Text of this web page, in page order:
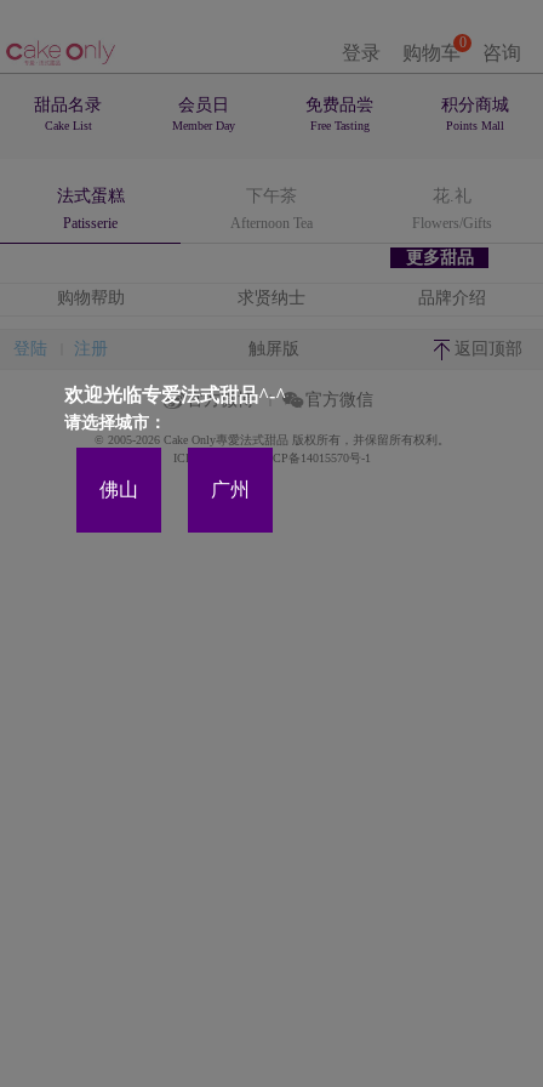
登录 0
购物车 咨询
甜品名录
Cake List
会员日
Member Day
免费品尝
Free Tasting
积分商城
Points Mall
法式蛋糕
Patisserie
下午茶
Afternoon Tea
花.礼
Flowers/Gifts
更多甜品
欢迎光临专爱法式甜品^-^
请选择城市：
佛山 广州
购物帮助 求贤纳士 品牌介绍
登陆 注册 触屏版 返回顶部
官方微博 官方微信
© 2005-2026 Cake Only專愛法式甜品 版权所有，并保留所有权利。
ICP备案证书号:粤ICP备14015570号-1